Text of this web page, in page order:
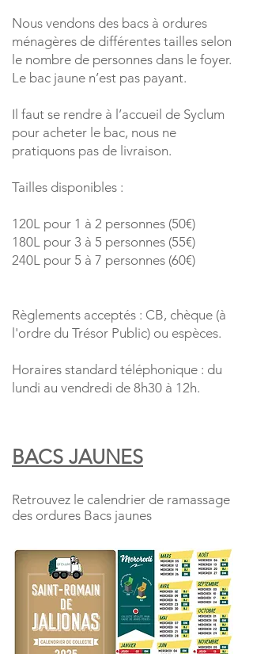
Nous vendons des bacs à ordures
ménagères de différentes tailles selon
le nombre de personnes dans le foyer.
Le bac jaune n’est pas payant.
Il faut se rendre à l’accueil de Syclum
pour acheter le bac, nous ne
pratiquons pas de livraison.
Tailles disponibles :
120L pour 1 à 2 personnes (50€)
180L pour 3 à 5 personnes (55€)
240L pour 5 à 7 personnes (60€)
Règlements acceptés : CB, chèque (à
l'ordre du Trésor Public) ou espèces.
Horaires standard téléphonique : du
lundi au vendredi de 8h30 à 12h.
BACS JAUNES
Retrouvez le calendrier de ramassage
des ordures Bacs jaunes